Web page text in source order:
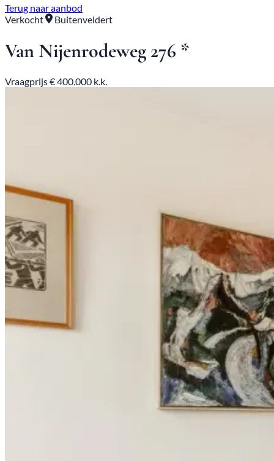
Terug naar aanbod
Verkocht
Buitenveldert
Van Nijenrodeweg 276 *
Vraagprijs € 400.000 k.k.